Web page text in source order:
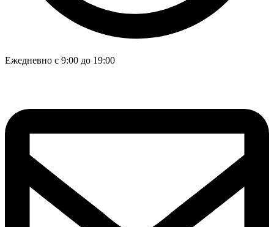
Ежедневно с 9:00 до 19:00